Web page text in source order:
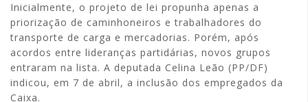
Inicialmente, o projeto de lei propunha apenas a
priorização de caminhoneiros e trabalhadores do
transporte de carga e mercadorias. Porém, após
acordos entre lideranças partidárias, novos grupos
entraram na lista. A deputada Celina Leão (PP/DF)
indicou, em 7 de abril, a inclusão dos empregados da
Caixa.